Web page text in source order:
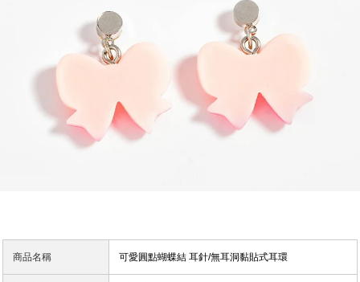
商品名稱 可愛圓點蝴蝶結 耳針/無耳洞黏貼式耳環